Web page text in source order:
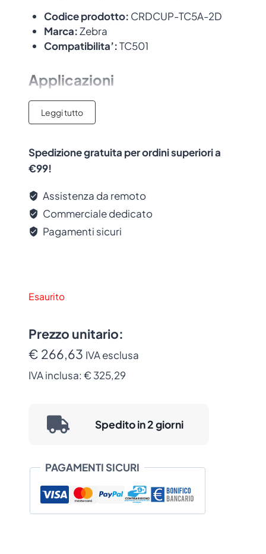
Codice prodotto: CRDCUP-TC5A-2D
Marca:Zebra
Compatibilita’:TC501
Applicazioni
Ideale per ambienti
magazzinoeproduzione
Leggi tutto
Spedizione gratuita per ordini superiori a
€99!
Assistenza da remoto
Commerciale dedicato
Pagamenti sicuri
Esaurito
Prezzo unitario:
€ 266,63 IVA esclusa
IVA inclusa: € 325,29
Spedito in 2 giorni
PAGAMENTI SICURI